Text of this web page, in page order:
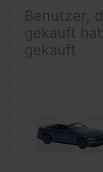
Benutzer,
gekauft
gekauft